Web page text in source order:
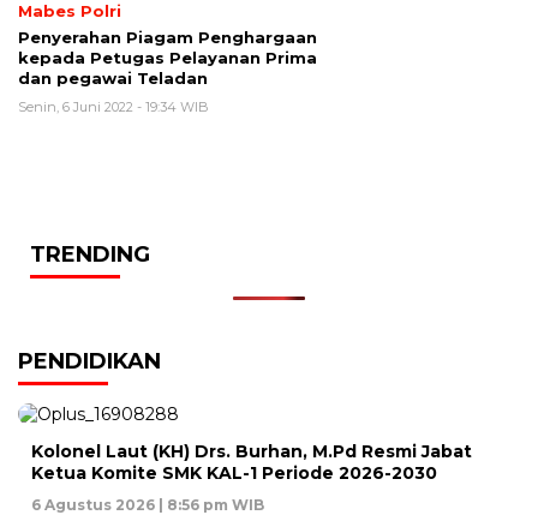
Mabes Polri
Penyerahan Piagam Penghargaan
kepada Petugas Pelayanan Prima
dan pegawai Teladan
Senin, 6 Juni 2022 - 19:34 WIB
TRENDING
PENDIDIKAN
Kolonel Laut (KH) Drs. Burhan, M.Pd Resmi Jabat
Ketua Komite SMK KAL-1 Periode 2026-2030
6 Agustus 2026 | 8:56 pm WIB